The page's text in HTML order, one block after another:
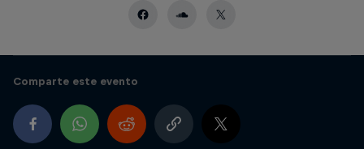
Comparte este evento